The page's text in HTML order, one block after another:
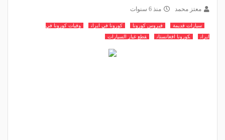
معتز محمد منذ 6 سنوات
سيارات قديمة فيروس كورونا كورونا في ايران
وفيات كورونا في
ايران
كورونا افغانستان قطع غيار السيارات